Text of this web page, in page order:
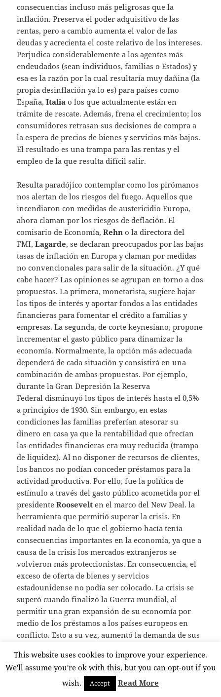
consecuencias incluso más peligrosas que la
inflación. Preserva el poder adquisitivo de las
rentas, pero a cambio aumenta el valor de las
deudas y acrecienta el coste relativo de los intereses.
Perjudica considerablemente a los agentes más
endeudados (sean individuos, familias o Estados) y
esa es la razón por la cual resultaría muy dañina (la
propia desinflación ya lo es) para países como
España,Italia o los que actualmente están en
trámite de rescate. Además, frena el crecimiento; los
consumidores retrasan sus decisiones de compra a
la espera de precios de bienes y servicios más bajos.
El resultado es una trampa para las rentas y el
empleo de la que resulta difícil salir.
Resulta paradójico contemplar como los pirómanos
nos alertan de los riesgos del fuego. Aquellos que
incendiaron con medidas de austericidio Europa,
ahora claman por los riesgos de deflación. El
comisario de Economía,Rehn o la directora del
FMI,Lagarde, se declaran preocupados por las bajas
tasas de inflación en Europa y claman por medidas
no convencionales para salir de la situación. ¿Y qué
cabe hacer? Las opiniones se agrupan en torno a dos
propuestas. La primera, monetarista, sugiere bajar
los tipos de interés y aportar fondos a las entidades
financieras para fomentar el crédito a familias y
empresas. La segunda, de corte keynesiano, propone
incrementar el gasto público para dinamizar la
economía. Normalmente, la opción más adecuada
dependerá de cada situación y consistirá en una
combinación de ambas propuestas. Por ejemplo,
durante la Gran Depresión la Reserva
Federal disminuyó los tipos de interés hasta el 0,5%
a principios de 1930. Sin embargo, en estas
condiciones las familias preferían atesorar su
dinero en casa ya que la rentabilidad que ofrecían
las entidades financieras era muy reducida (trampa
de liquidez). Al no disponer de recursos de clientes,
los bancos no podían conceder préstamos para la
actividad productiva. Por ello, fue la política de
estímulo a través del gasto público acometida por el
presidenteRoosevelt en el marco del New Deal. la
herramienta que permitió superar la crisis. En
realidad nada de lo que el gobierno hacía tenía
consecuencias importantes en la economía, ya que a
causa de la crisis los mercados extranjeros se
volvieron más proteccionistas. En consecuencia, el
exceso de oferta de bienes y servicios
estadounidense no podía ser colocado. La crisis se
superó cuando finalizó la Guerra mundial, al
permitir una gran expansión de su economía por
medio de los préstamos a los países europeos en
conflicto. Esto a su vez, aumentó la demanda de sus
parte de su matriz productiva, la cual fue
reemplazada por losEstados Unidos.
La actual situación europea vuelve a dar la razón
This website uses cookies to improve your experience.
We'll assume you're ok with this, but you can opt-out if you
wish.
Accept Read More